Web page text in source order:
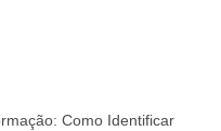
Como Identificar